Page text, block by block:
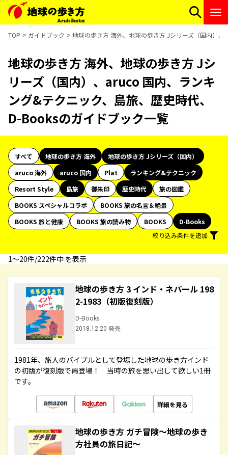
TOP ガイドブック 地球の歩き方 海外、地球の歩き方 Jシリーズ（国内）
地球の歩き方 海外、地球の歩き方 Jシ
リーズ（国内）、aruco 国内、ランキ
ング&テクニック、島旅、歴史時代、
D-Booksのガイドブック一覧
すべて 地球の歩き方 海外
地球の歩き方 Jシリーズ（国内）
aruco 海外
aruco 国内 Plat
ランキング&テクニック
Resort Style
島旅 御朱印 歴史時代
旅の図鑑
BOOKS スペシャルコラボ
BOOKS 旅の名言＆絶景
BOOKS 旅と健康
BOOKS 旅の読み物 BOOKS
D-Books
絞り込み条件を追加
1〜20件/222件中 を表示
地球の歩き方 3 インド・ネパール 198
2-1983（初版復刻版）
D-Books
2018.12.20 発売
1981年、旅人のバイブルとして登場した地球の歩き方インド
の初版が復刻版で再登場！ 当時の旅を思い出して欲しい1冊
です。
詳細を見る
地球の歩き方 ガチ冒険～地球の歩き
方社員の旅日記～